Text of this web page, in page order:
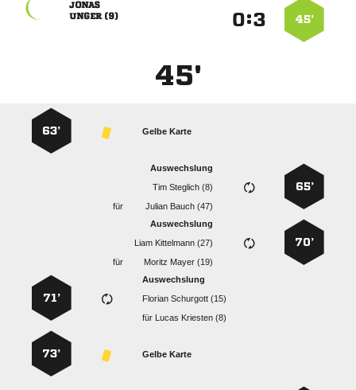
45’
:

 
45'
Gelbe Karte
63’
65’
Auswechslung
  
für
  
70’
Auswechslung
  
für
  
Auswechslung
  
für   
71’
Gelbe Karte
73’